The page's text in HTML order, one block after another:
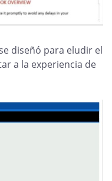
diseñó para eludir el
a la experiencia de